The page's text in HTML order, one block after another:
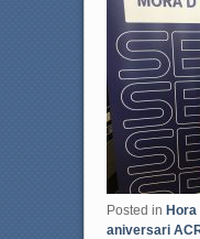
Posted in
aniversari